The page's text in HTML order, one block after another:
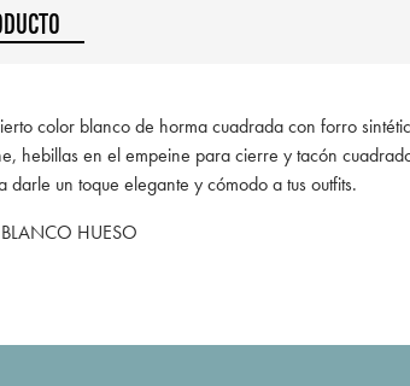
color blanco de horma cuadrada con forro
hebillas en el empeine para cierre y tacón
darle un toque elegante y cómodo a tus outfits.
BLANCO HUESO